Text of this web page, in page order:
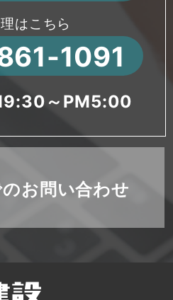
はこちら
1091
～PM5:00
お問い合わせ